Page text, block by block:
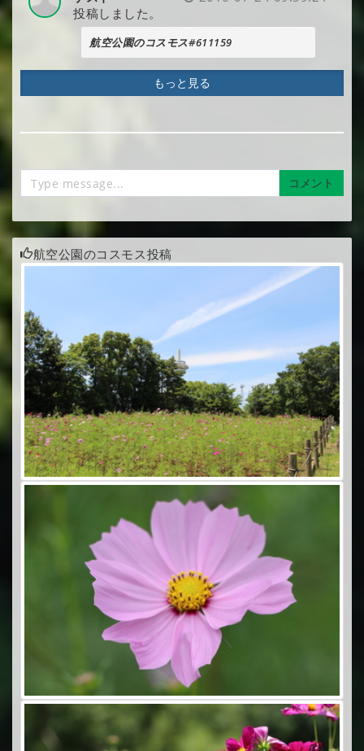
投稿しました。
航空公園のコスモス#611159
もっと見る
コメント
航空公園のコスモス投稿